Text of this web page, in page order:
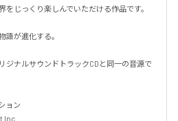
じっくり楽しんでいただける作品です。
語が進化する。
ジナルサウンドトラックCDと同一の音源で
ョン
Inc.